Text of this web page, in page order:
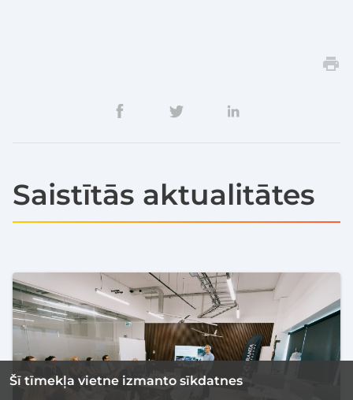
Saistītās aktualitātes
Šī tīmekļa vietne izmanto sīkdatnes